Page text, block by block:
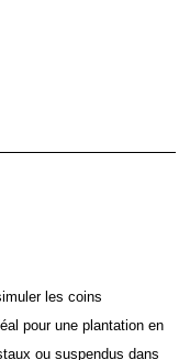
les coins
pour une plantation en
ou suspendus dans